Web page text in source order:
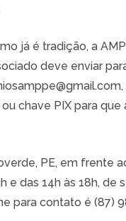
já é tradição, a
deve enviar
chave PIX para que
PE, em frente
e das 14h às 18h, de
para contato é (87)